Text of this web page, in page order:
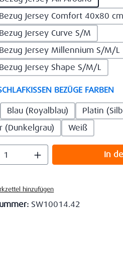
Jersey Comfort 40x80 cm
Jersey Curve S/M
Jersey Millennium S/M/L
Jersey Shape S/M/L
BEZÜGE FARBEN
Blau (Royalblau)
Platin
(Dunkelgrau)
Weiß
Anzahl: Gib denIn
hinzufügen
SW10014.42